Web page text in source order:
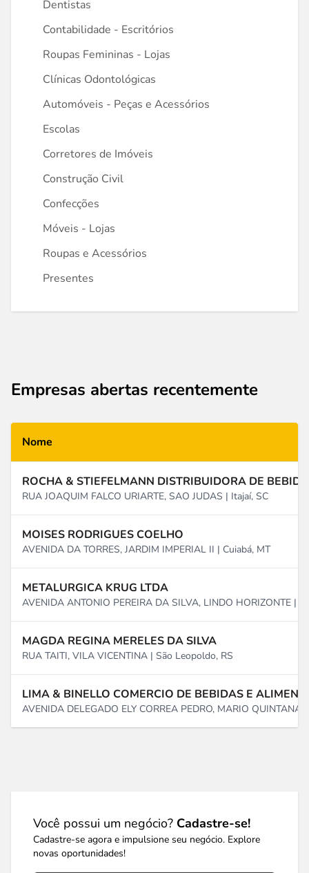
Dentistas
Contabilidade - Escritórios
Roupas Femininas - Lojas
Clínicas Odontológicas
Automóveis - Peças e Acessórios
Escolas
Corretores de Imóveis
Construção Civil
Confecções
Móveis - Lojas
Roupas e Acessórios
Presentes
Empresas abertas recentemente
Nome
ROCHA & STIEFELMANN DISTRIBUIDORA DE
RUA JOAQUIM FALCO URIARTE, SAO JUDAS | Itajaí, SC
MOISES RODRIGUES COELHO
AVENIDA DA TORRES, JARDIM IMPERIAL II | Cuiabá, MT
METALURGICA KRUG LTDA
AVENIDA ANTONIO PEREIRA DA SILVA, LINDO HORIZONTE |
MAGDA REGINA MERELES DA SILVA
RUA TAITI, VILA VICENTINA | São Leopoldo, RS
LIMA & BINELLO COMERCIO DE BEBIDAS E
AVENIDA DELEGADO ELY CORREA PEDRO, MARIO QUINTANA
Você possui um negócio? Cadastre-se!
Cadastre-se agora e impulsione seu negócio. Explore
novas oportunidades!